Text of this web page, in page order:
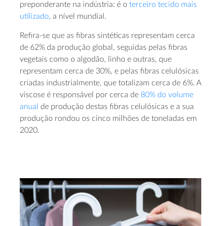
preponderante na indústria: é o terceiro tecido mais
utilizado, a nível mundial.
Refira-se que as fibras sintéticas representam cerca
de 62% da produção global, seguidas pelas fibras
vegetais como o algodão, linho e outras, que
representam cerca de 30%, e pelas fibras celulósicas
criadas industrialmente, que totalizam cerca de 6%. A
viscose é responsável por cerca de 80% do volume
anual de produção destas fibras celulósicas e a sua
produção rondou os cinco milhões de toneladas em
2020.